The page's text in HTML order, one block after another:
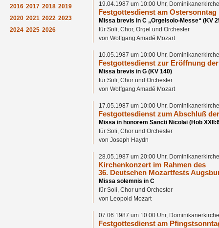
2016 2017 2018 2019
2020 2021 2022 2023
2024 2025 2026
19.04.1987 um 10:00 Uhr,
Festgottesdienst am Ostersonntag
Missa brevis in C „Orgelsolo-Messe“ (KV
für Soli, Chor, Orgel und Orchester
von Wolfgang Amadé Mozart
10.05.1987 um 10:00 Uhr,
Festgottesdienst zur Eröffnung
Missa brevis in G (KV 140)
für Soli, Chor und Orchester
von Wolfgang Amadé Mozart
17.05.1987 um 10:00 Uhr,
Festgottesdienst zum Abschluß
Missa in honorem Sancti Nicolai (Hob
für Soli, Chor und Orchester
von Joseph Haydn
28.05.1987 um 20:00 Uhr,
Kirchenkonzert im Rahmen des
36. Deutschen Mozartfests
Missa solemnis in C
für Soli, Chor und Orchester
von Leopold Mozart
07.06.1987 um 10:00 Uhr,
Festgottesdienst am